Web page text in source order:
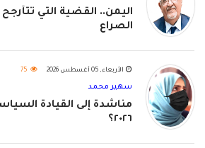
اليمن.. القضية التي
الصراع
الأربعاء, 05 أغسطس 2026 75
سهير محمد
مناشدة إلى القيادة
٢٠٢٦؟